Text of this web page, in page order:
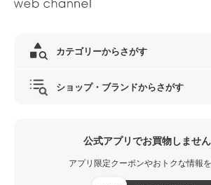
カテゴリーからさがす
ショップ・ブランドからさがす
公式アプリでお買物しませ
アプリ限定クーポンやおトクな情報